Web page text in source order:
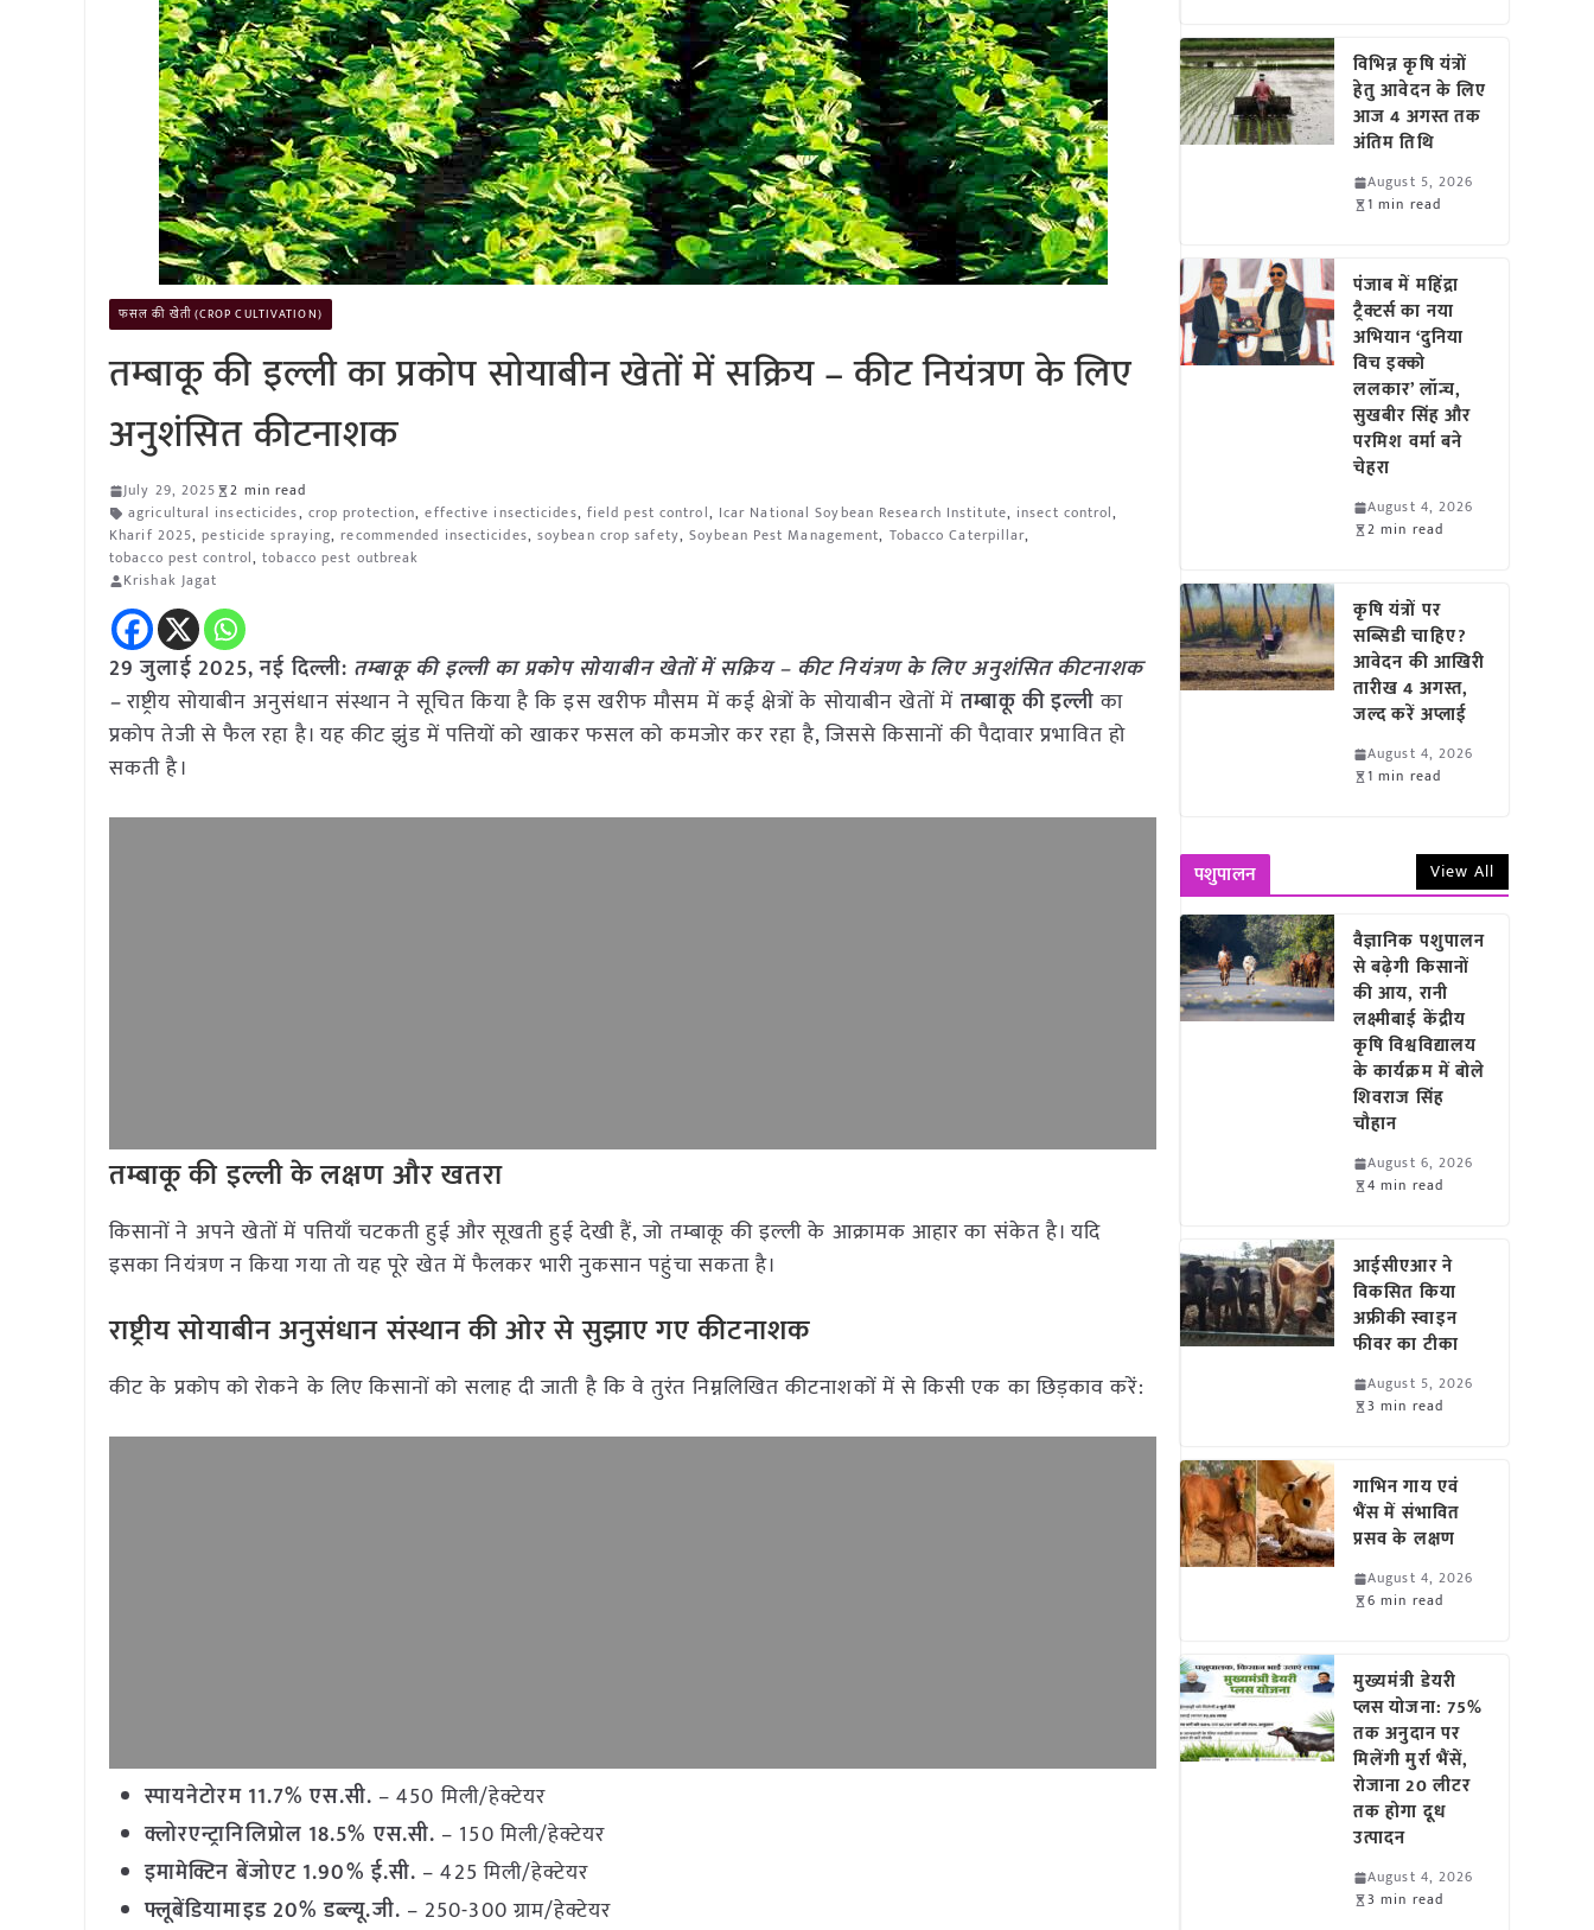
फसल की खेती (CROP CULTIVATION)
तम्बाकू की इल्ली का प्रकोप सोयाबीन खेतों में सक्रिय – कीट नियंत्रण के लिए
अनुशंसित कीटनाशक
July 29, 2025
2 min read
agricultural insecticides, crop protection,effective insecticides, field pest control, Icar National Soybean Research Institute, insect control,
Kharif 2025,pesticide spraying,recommended insecticides, soybean crop safety,Soybean Pest Management, Tobacco Caterpillar,
tobacco pest control,tobacco pest outbreak
Krishak Jagat
29 जुलाई 2025, नई दिल्ली: तम्बाकू की इल्ली का प्रकोप सोयाबीन खेतों में सक्रिय – कीट नियंत्रण के लिए अनुशंसित कीटनाशक
–राष्ट्रीय सोयाबीन अनुसंधान संस्थान ने सूचित किया है कि इस खरीफ मौसम में कई क्षेत्रों के सोयाबीन खेतों मेंतम्बाकू की इल्लीका
प्रकोप तेजी से फैल रहा है। यह कीट झुंड में पत्तियों को खाकर फसल को कमजोर कर रहा है, जिससे किसानों की पैदावार प्रभावित हो
सकती है।
तम्बाकू की इल्ली के लक्षण और खतरा
किसानों ने अपने खेतों में पत्तियाँ चटकती हुई और सूखती हुई देखी हैं, जो तम्बाकू की इल्ली के आक्रामक आहार का संकेत है। यदि
इसका नियंत्रण न किया गया तो यह पूरे खेत में फैलकर भारी नुकसान पहुंचा सकता है।
राष्ट्रीय सोयाबीन अनुसंधान संस्थान की ओर से सुझाए गए कीटनाशक
कीट के प्रकोप को रोकने के लिए किसानों को सलाह दी जाती है कि वे तुरंत निम्नलिखित कीटनाशकों में से किसी एक का छिड़काव करें:
स्पायनेटोरम 11.7% एस.सी. – 450 मिली/हेक्टेयर
क्लोरएन्ट्रानिलिप्रोल 18.5% एस.सी. – 150 मिली/हेक्टेयर
इमामेक्टिन बेंजोएट 1.90% ई.सी. – 425 मिली/हेक्टेयर
फ्लूबेंडियामाइड 20% डब्ल्यू.जी. – 250-300 ग्राम/हेक्टेयर
विभिन्न कृषि यंत्रों
हेतु आवेदन के लिए
आज 4 अगस्त तक
अंतिम तिथि
August 5, 2026
1 min read
पंजाब में महिंद्रा
ट्रैक्टर्स का नया
अभियान ‘दुनिया
विच इक्को
ललकार’ लॉन्च,
सुखबीर सिंह और
परमिश वर्मा बने
चेहरा
August 4, 2026
2 min read
कृषि यंत्रों पर
सब्सिडी चाहिए?
आवेदन की आखिरी
तारीख 4 अगस्त,
जल्द करें अप्लाई
August 4, 2026
1 min read
पशुपालन View All
वैज्ञानिक पशुपालन
से बढ़ेगी किसानों
की आय, रानी
लक्ष्मीबाई केंद्रीय
कृषि विश्वविद्यालय
के कार्यक्रम में बोले
शिवराज सिंह
चौहान
August 6, 2026
4 min read
आईसीएआर ने
विकसित किया
अफ्रीकी स्वाइन
फीवर का टीका
August 5, 2026
3 min read
गाभिन गाय एवं
भैंस में संभावित
प्रसव के लक्षण
August 4, 2026
6 min read
मुख्यमंत्री डेयरी
प्लस योजना: 75%
तक अनुदान पर
मिलेंगी मुर्रा भैंसें,
रोजाना 20 लीटर
तक होगा दूध
उत्पादन
August 4, 2026
3 min read